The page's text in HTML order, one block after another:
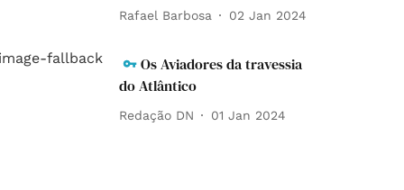
Rafael Barbosa 02 Jan 2024
Os Aviadores da travessia
do Atlântico
Redação DN 01 Jan 2024